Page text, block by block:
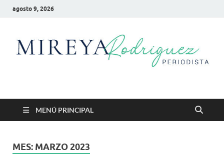
agosto 9, 2026
Mireya Rodriguez
MENÚ PRINCIPAL
MES: MARZO 2023